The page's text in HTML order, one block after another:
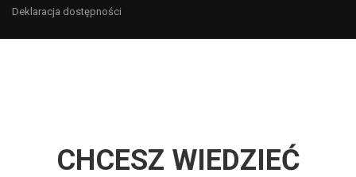
Deklaracja dostępności
CHCESZ WIEDZIEĆ